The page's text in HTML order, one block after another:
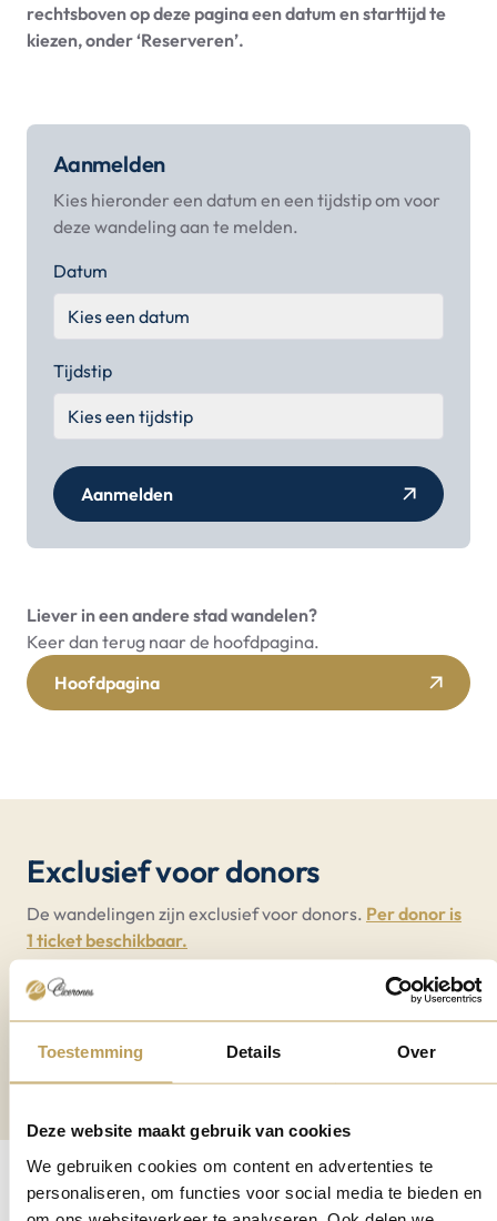
Toestemming Details Over
Deze website maakt gebruik van cookies
We gebruiken cookies om content en advertenties te
personaliseren, om functies voor social media te bieden en
rechtsboven op deze pagina een datum en starttijd te
kiezen, onder ‘Reserveren’.
Aanmelden
Kies hieronder een datum en een tijdstip om voor
deze wandeling aan te melden.
Datum
Tijdstip
Aanmelden
Liever in een andere stad wandelen?
Keer dan terug naar de hoofdpagina.
Hoofdpagina
Exclusief voor donors
De wandelingen zijn exclusief voor donors. Per donor is
1 ticket beschikbaar.
dan beiden voor dezelfde wandeling aan.
Wil je iemand meenemen die geen donor is? Helaas is
dat niet mogelijk; deze wandelingen zijn exclusief voor
We kijken ernaar uit je te